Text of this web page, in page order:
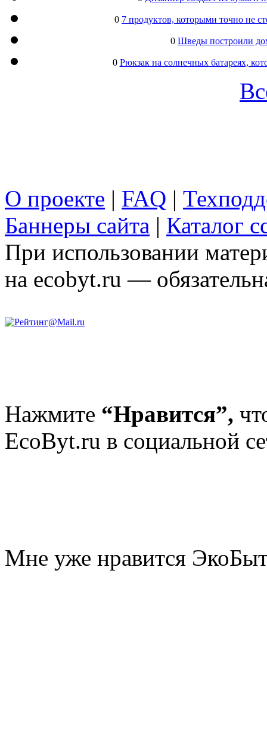
0 7 продуктов, которыми точно не
0 Шведы построили
0 Рюкзак на солнечных батареях,
О проекте | FAQ |
Баннеры сайта | Каталог
При использовании
на ecobyt.ru —
Нажмите “Нравится”,
EcoByt.ru в социальной
Мне уже нравится